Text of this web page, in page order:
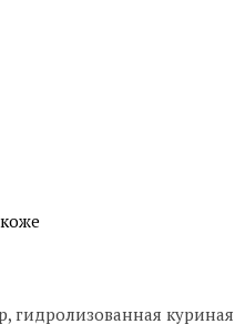
гидролизованная